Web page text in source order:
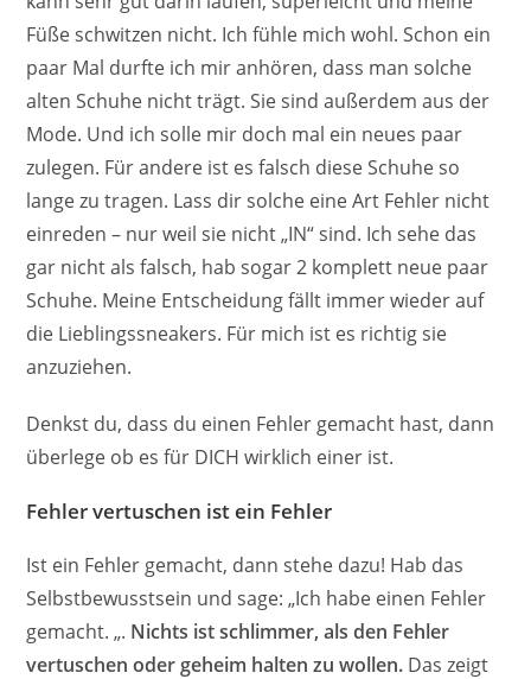
Füße schwitzen nicht. Ich fühle mich wohl. Schon ein
paar Mal durfte ich mir anhören, dass man solche
alten Schuhe nicht trägt. Sie sind außerdem aus der
Mode. Und ich solle mir doch mal ein neues paar
zulegen. Für andere ist es falsch diese Schuhe so
lange zu tragen. Lass dir solche eine Art Fehler nicht
einreden – nur weil sie nicht „IN“ sind. Ich sehe das
gar nicht als falsch, hab sogar 2 komplett neue paar
Schuhe. Meine Entscheidung fällt immer wieder auf
die Lieblingssneakers. Für mich ist es richtig sie
anzuziehen.
Denkst du, dass du einen Fehler gemacht hast, dann
überlege ob es für DICH wirklich einer ist.
Fehler vertuschen ist ein Fehler
Ist ein Fehler gemacht, dann stehe dazu! Hab das
Selbstbewusstsein und sage: „Ich habe einen Fehler
gemacht. „. Nichts ist schlimmer, als den Fehler
vertuschen oder geheim halten zu wollen. Das zeigt